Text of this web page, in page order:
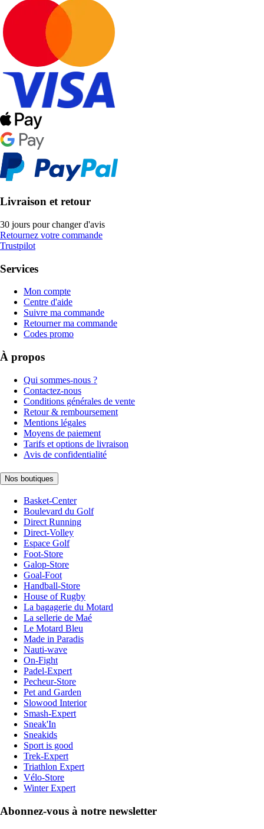
Livraison et retour
30 jours pour changer d'avis
Retournez votre commande
Trustpilot
Services
Mon compte
Centre d'aide
Suivre ma commande
Retourner ma commande
Codes promo
À propos
Qui sommes-nous ?
Contactez-nous
Conditions générales de vente
Retour & remboursement
Mentions légales
Moyens de paiement
Tarifs et options de livraison
Avis de confidentialité
Nos boutiques
Basket-Center
Boulevard du Golf
Direct Running
Direct-Volley
Espace Golf
Foot-Store
Galop-Store
Goal-Foot
Handball-Store
House of Rugby
La bagagerie du Motard
La sellerie de Maé
Le Motard Bleu
Made in Paradis
Nauti-wave
On-Fight
Padel-Expert
Pecheur-Store
Pet and Garden
Slowood Interior
Smash-Expert
Sneak'In
Sneakids
Sport is good
Trek-Expert
Triathlon Expert
Vélo-Store
Winter Expert
Abonnez-vous à notre newsletter